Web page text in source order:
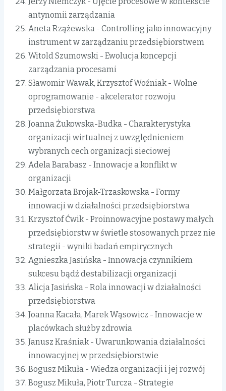
antynomii zarządzania
Aneta Rzążewska - Controlling jako innowacyjny
instrument w zarządzaniu przedsiębiorstwem
Witold Szumowski - Ewolucja koncepcji
zarządzania procesami
Sławomir Wawak, Krzysztof Woźniak - Wolne
oprogramowanie - akcelerator rozwoju
przedsiębiorstwa
Joanna Żukowska-Budka - Charakterystyka
organizacji wirtualnej z uwzględnieniem
wybranych cech organizacji sieciowej
Adela Barabasz - Innowacje a konflikt w
organizacji
Małgorzata Brojak-Trzaskowska - Formy
innowacji w działalności przedsiębiorstwa
Krzysztof Ćwik - Proinnowacyjne postawy małych
przedsiębiorstw w świetle stosowanych przez nie
strategii - wyniki badań empirycznych
Agnieszka Jasińska - Innowacja czynnikiem
sukcesu bądź destabilizacji organizacji
Alicja Jasińska - Rola innowacji w działalności
przedsiębiorstwa
Joanna Kacała, Marek Wąsowicz - Innowacje w
placówkach służby zdrowia
Janusz Kraśniak - Uwarunkowania działalności
innowacyjnej w przedsiębiorstwie
Bogusz Mikuła - Wiedza organizacji i jej rozwój
Bogusz Mikuła, Piotr Turcza - Strategie